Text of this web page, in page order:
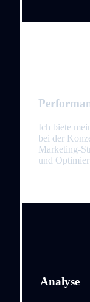
Ich biete
bei der
Marketing-
und
Analyse